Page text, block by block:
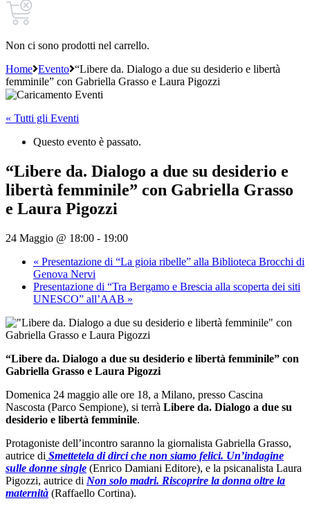
Non ci sono prodotti nel carrello.
Home Evento “Libere da. Dialogo a due su desiderio e libertà
femminile” con Gabriella Grasso e Laura Pigozzi
« Tutti gli Eventi
Questo evento è passato.
“Libere da. Dialogo a due su desiderio e
libertà femminile” con Gabriella Grasso
e Laura Pigozzi
24 Maggio @ 18:00 - 19:00
« Presentazione di “La gioia ribelle” alla Biblioteca Brocchi di
Genova Nervi
Presentazione di “Tra Bergamo e Brescia alla scoperta dei siti
UNESCO” all’AAB »
“Libere da. Dialogo a due su desiderio e libertà femminile” con
Gabriella Grasso e Laura Pigozzi
Domenica 24 maggio alle ore 18, a Milano, presso Cascina
Nascosta (Parco Sempione), si terrà Libere da. Dialogo a due su
desiderio e libertà femminile.
Protagoniste dell’incontro saranno la giornalista Gabriella Grasso,
autrice di Smettetela di dirci che non siamo felici. Un’indagine
sulle donne single (Enrico Damiani Editore), e la psicanalista Laura
Pigozzi, autrice di Non solo madri. Riscoprire la donna oltre la
maternità (Raffaello Cortina).